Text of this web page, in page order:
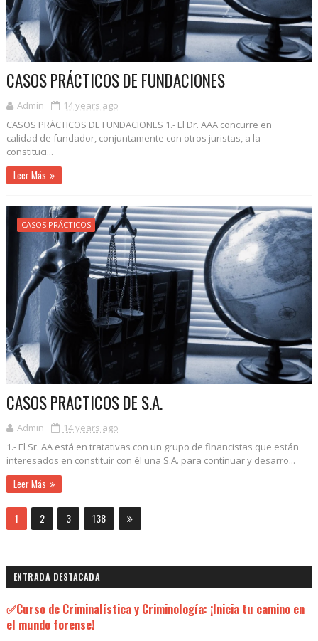
CASOS PRÁCTICOS DE FUNDACIONES
Admin
14 years ago
CASOS PRÁCTICOS DE FUNDACIONES 1.- El Dr. AAA concurre en
calidad de fundador, conjuntamente con otros juristas, a la
constituci...
Leer Más
CASOS PRÁCTICOS
CASOS PRACTICOS DE S.A.
Admin
14 years ago
1.- El Sr. AA está en tratativas con un grupo de financistas que están
interesados en constituir con él una S.A. para continuar y desarro...
Leer Más
1 2 3 138
ENTRADA DESTACADA
✅Curso de Criminalística y Criminología: ¡Inicia tu camino en
el mundo forense!